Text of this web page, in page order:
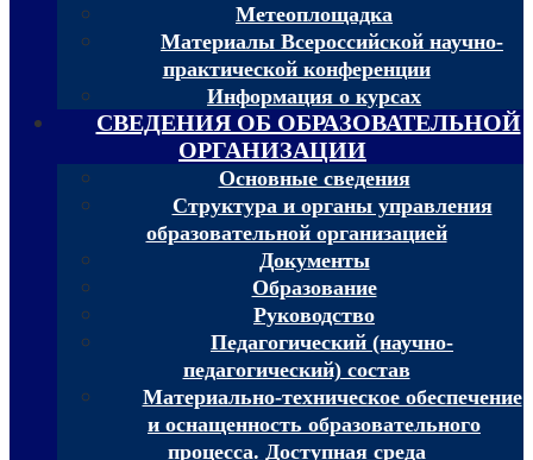
Метеоплощадка
Материалы Всероссийской научно-
практической конференции
Информация о курсах
СВЕДЕНИЯ ОБ ОБРАЗОВАТЕЛЬНОЙ
ОРГАНИЗАЦИИ
Основные сведения
Структура и органы управления
образовательной организацией
Документы
Образование
Руководство
Педагогический (научно-
педагогический) состав
Материально-техническое обеспечение
и оснащенность образовательного
процесса. Доступная среда